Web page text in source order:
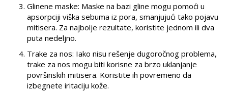
Glinene maske: Maske na bazi gline mogu pomoći u
apsorpciji viška sebuma iz pora, smanjujući tako pojavu
mitisera. Za najbolje rezultate, koristite jednom ili dva
puta nedeljno.
Trake za nos: Iako nisu rešenje dugoročnog problema,
trake za nos mogu biti korisne za brzo uklanjanje
površinskih mitisera. Koristite ih povremeno da
izbegnete iritaciju kože.